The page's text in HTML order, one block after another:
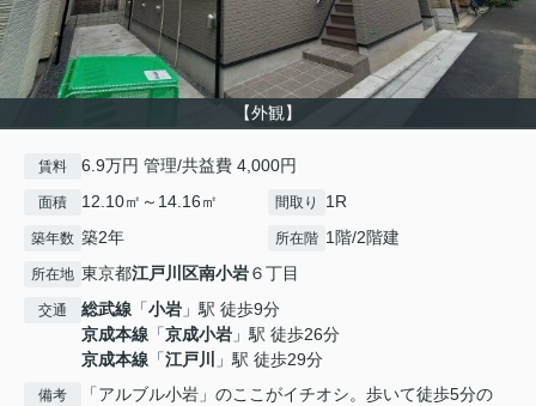
【外観】
賃料 6.9万円 管理/共益費 4,000円
面積 12.10㎡～14.16㎡ 間取り 1R
築年数 築2年 所在階 1階/2階建
所在地 東京都江戸川区南小岩６丁目
交通 総武線 「小岩 」駅 徒歩9分
京成本線 「京成小岩 」駅 徒歩26分
京成本線 「江戸川 」駅 徒歩29分
備考
「アルブル小岩」のここがイチオシ。歩いて徒歩5分の